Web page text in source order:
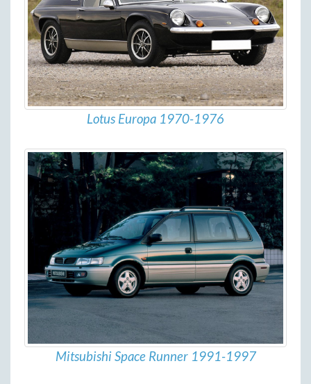
Lotus Europa 1970-1976
Mitsubishi Space Runner 1991-1997